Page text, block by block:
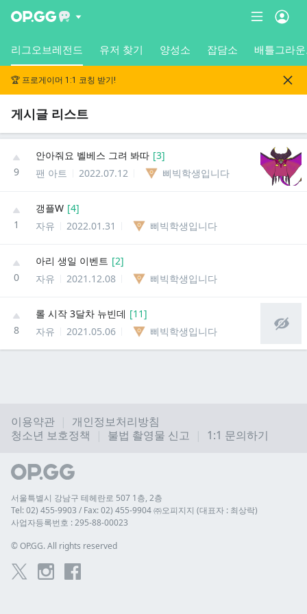
리그오브레전드 유저 찾기 양성소 잡담소 배틀그라
🏆 프로게이머 1:1 코칭 받기!
게시글 리스트
9
안아줘요 벨베스 그려 봐따 [3]
팬 아트
2022.07.12 삐빅학생입니다
1
갱플W [4]
자유
2022.01.31 삐빅학생입니다
0
아리 생일 이벤트 [2]
자유
2021.12.08 삐빅학생입니다
8
롤 시작 3달차 뉴빈데 [11]
자유
2021.05.06 삐빅학생입니다
이용약관
개인정보처리방침
청소년 보호정책
불법 촬영물 신고 1:1 문의하기
서울특별시 강남구 테헤란로 507 1층, 2층
Tel: 02) 455-9903 / Fax: 02) 455-9904 ㈜오피지지 (대표자 : 최상락)
사업자등록번호 : 295-88-00023
© OP.GG. All rights reserved